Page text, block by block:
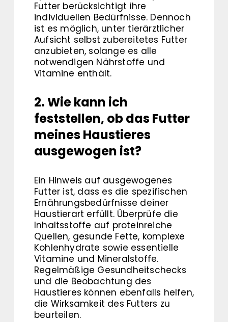
Futter berücksichtigt ihre
individuellen Bedürfnisse. Dennoch
ist es möglich, unter tierärztlicher
Aufsicht selbst zubereitetes Futter
anzubieten, solange es alle
notwendigen Nährstoffe und
Vitamine enthält.
2. Wie kann ich
feststellen, ob das Futter
meines Haustieres
ausgewogen ist?
Ein Hinweis auf ausgewogenes
Futter ist, dass es die spezifischen
Ernährungsbedürfnisse deiner
Haustierart erfüllt. Überprüfe die
Inhaltsstoffe auf proteinreiche
Quellen, gesunde Fette, komplexe
Kohlenhydrate sowie essentielle
Vitamine und Mineralstoffe.
Regelmäßige Gesundheitschecks
und die Beobachtung des
Haustieres können ebenfalls helfen,
die Wirksamkeit des Futters zu
beurteilen.